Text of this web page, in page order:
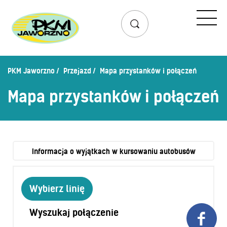

Przejazd
Lista przystanków
Zaplanuj podróż – wyszukiwarka połączeń
Mapa przystanków i połączeń
Schemat linii nocnych
Bilety
Uprawnienia do ulg
Honorowanie biletów ZK„KM”
PKM Jaworzno Przejazd Mapa przystanków i połączeń
Mapa przystanków i połączeń
Informacja o wyjątkach w kursowaniu autobusów
Wybierz linię
Wyszukaj połączenie